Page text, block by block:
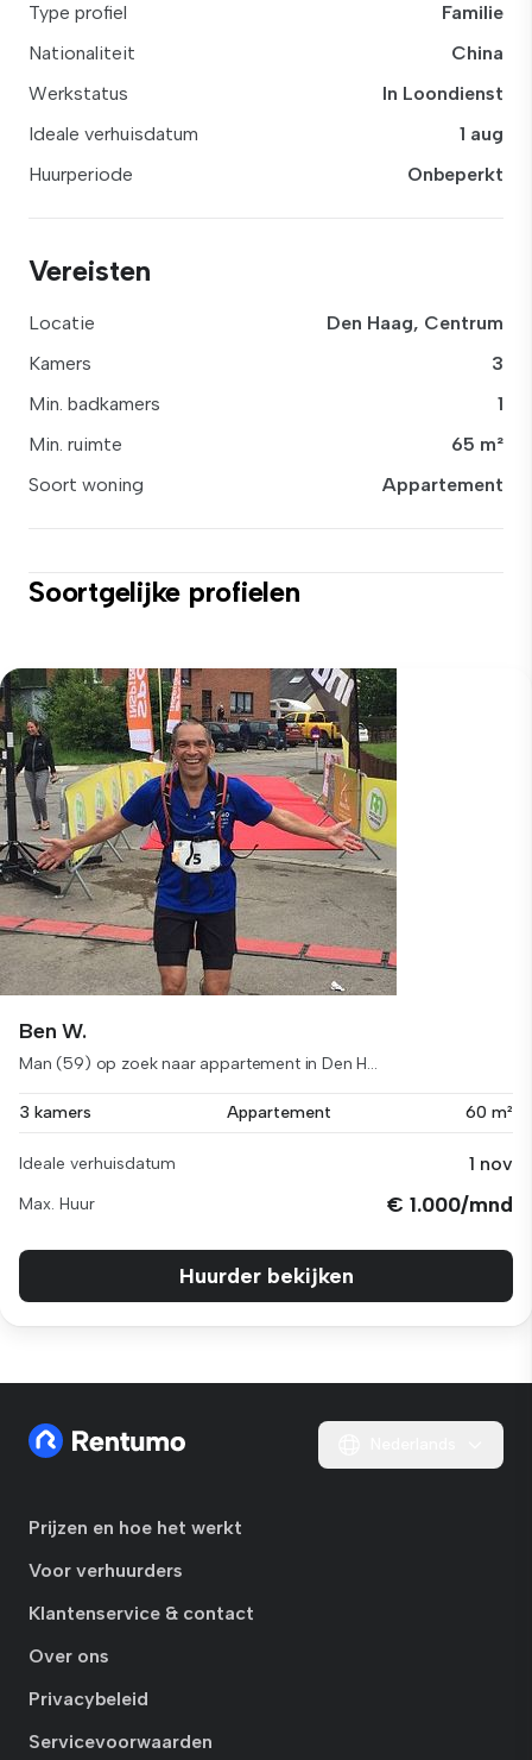
Type profiel
Familie
Nationaliteit
China
Werkstatus
In Loondienst
Ideale verhuisdatum
1 aug
Huurperiode
Onbeperkt
Vereisten
Locatie
Den Haag, Centrum
Kamers
3
Min. badkamers
1
Min. ruimte
65 m²
Soort woning
Appartement
Soortgelijke profielen
Ben W.
Man (59) op zoek naar appartement in Den H...
3 kamers Appartement 60 m²
Ideale verhuisdatum 1 nov
Max. Huur € 1.000/mnd
Huurder bekijken
Prijzen en hoe het werkt
Voor verhuurders
Klantenservice & contact
Over ons
Privacybeleid
Servicevoorwaarden